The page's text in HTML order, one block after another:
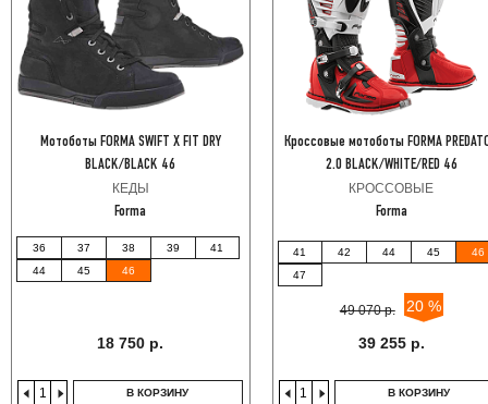
Мотоботы FORMA SWIFT X FIT DRY
BLACK/BLACK 46
КЕДЫ
Forma
36 37 38 39
41
44
45 46
18 750 р.
В КОРЗИНУ
Кроссовые мотоботы FORMA
2.0 BLACK/WHITE/RED 46
КРОССОВЫЕ
Forma
41 42 44 45
46
47
49 070 р. 20 %
39 255 р.
В КОРЗИНУ